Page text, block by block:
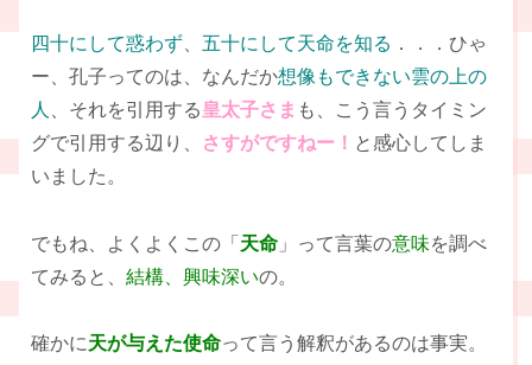
四十にして惑わず 五十にして天命を知る ．．．ひゃ
ー、孔子ってのは、なんだか想像もできない雲の上の
人
、それを引用する皇太子さま も、こう言うタイミン
グで引用する辺り、
さすがですねー！ と感心してしま
いました。
でもね、よくよくこの「 天命 」って言葉の意味を調べ
てみると、 結構、興味深いの。
確かに天が与えた使命って言う解釈があるのは事実。